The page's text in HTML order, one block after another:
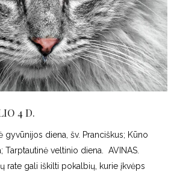
4 D.
diena, šv. Pranciškus; Kūno
Tarptautinė veltinio diena. AVINAS.
rate gali iškilti pokalbių, kurie įkvėps